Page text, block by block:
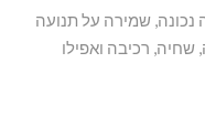
נכונה, שמירה על תנועה
שחיה, רכיבה ואפילו